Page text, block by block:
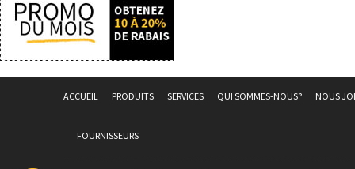
ACCUEIL PRODUITS SERVICES QUI SOMMES-NOUS? NOUS
FOURNISSEURS